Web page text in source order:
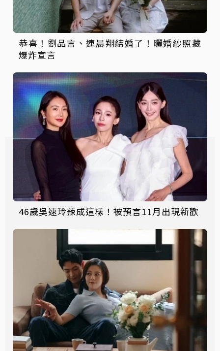
恭喜！劉品言、連晨翔結婚了！曬婚紗照藏
爆炸宣言
46歲吳速玲辣成這樣！被預言11月出現新歡